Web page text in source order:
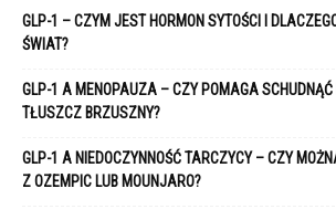
GLP-1 – CZYM JEST HORMON SYTOŚCI I
ŚWIAT?
GLP-1 A MENOPAUZA – CZY POMAGA
TŁUSZCZ BRZUSZNY?
GLP-1 A NIEDOCZYNNOŚĆ TARCZYCY – CZY
Z OZEMPIC LUB MOUNJARO?